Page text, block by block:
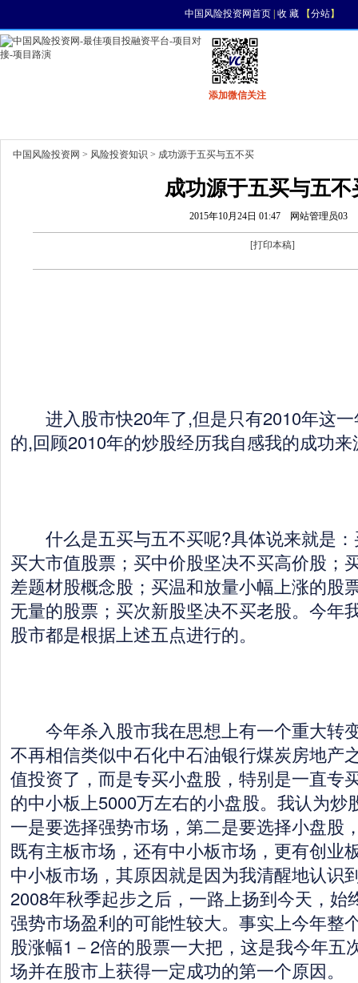
中国风险投资网首页| 收 藏【分站】
添加微信关注
中国风险投资网 > 风险投资知识 > 成功源于五买与五不买
成功源于五买与五不
2015年10月24日 01:47 网站管理员03
[打印本稿]
进入股市快20年了,但是只有2010年这一
的,回顾2010年的炒股经历我自感我的成功
什么是五买与五不买呢?具体说来就是：
买大市值股票；买中价股坚决不买高价股；
差题材股概念股；买温和放量小幅上涨的股
无量的股票；买次新股坚决不买老股。今年
股市都是根据上述五点进行的。
今年杀入股市我在思想上有一个重大转
不再相信类似中石化中石油银行煤炭房地产
值投资了，而是专买小盘股，特别是一直专
的中小板上5000万左右的小盘股。我认为炒
一是要选择强势市场，第二是要选择小盘股
既有主板市场，还有中小板市场，更有创业
中小板市场，其原因就是因为我清醒地认识
2008年秋季起步之后，一路上扬到今天，始
强势市场盈利的可能性较大。事实上今年整
股涨幅1－2倍的股票一大把，这是我今年五
场并在股市上获得一定成功的第一个原因。